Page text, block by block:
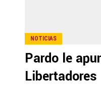
NOTICIAS
Pardo le
Libertadores